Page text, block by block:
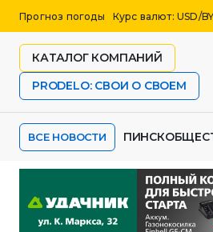
Прогноз погоды Курс валют: USD/
КАТАЛОГ КОМПАНИЙ
PRODELO: СВОИ О СВОЕМ
ВСЕ НОВОСТИ ПИНСК